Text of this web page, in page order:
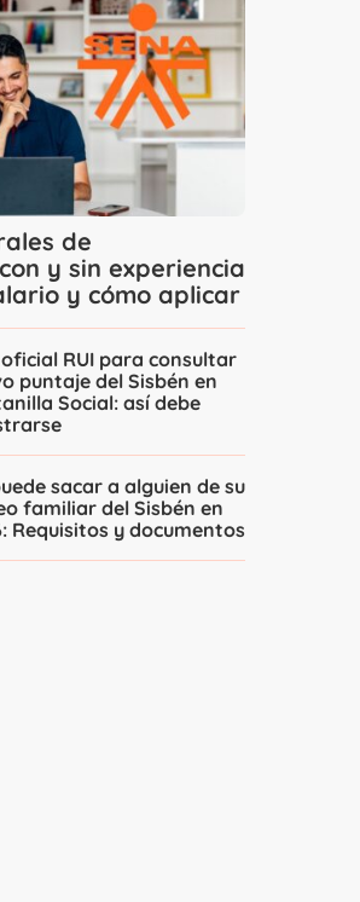
de
con y sin experiencia
y cómo aplicar
RUI para consultar
puntaje del Sisbén en
Social: así debe
sacar a alguien de su
familiar del Sisbén en
Requisitos y documentos